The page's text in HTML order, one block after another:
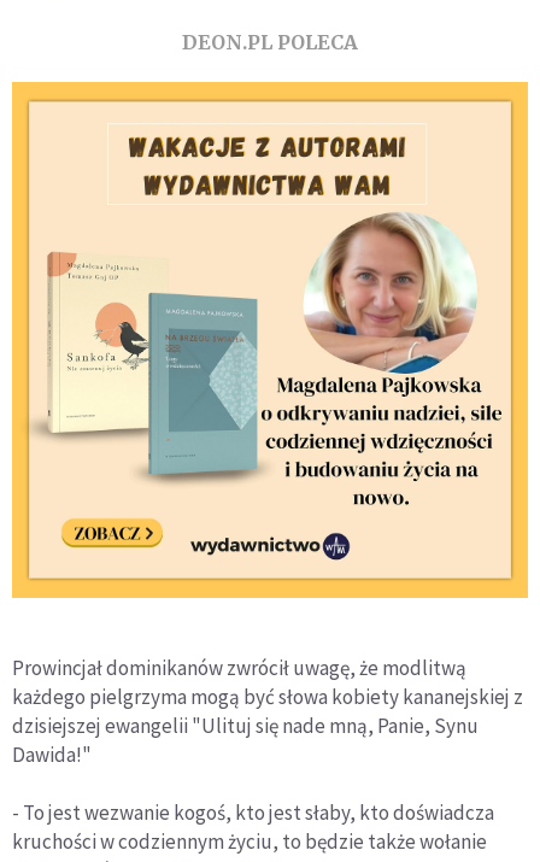
DEON.PL POLECA
Prowincjał dominikanów zwrócił uwagę, że modlitwą
każdego pielgrzyma mogą być słowa kobiety kananejskiej z
dzisiejszej ewangelii "Ulituj się nade mną, Panie, Synu
Dawida!"
- To jest wezwanie kogoś, kto jest słaby, kto doświadcza
kruchości w codziennym życiu, to będzie także wołanie